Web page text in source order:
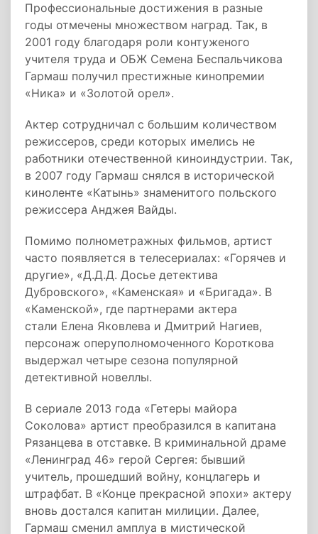
Профессиональные достижения в разные
годы отмечены множеством наград. Так, в
2001 году благодаря роли контуженого
учителя труда и ОБЖ Семена Беспальчикова
Гармаш получил престижные кинопремии
«Ника» и «Золотой орел».
Актер сотрудничал с большим количеством
режиссеров, среди которых имелись не
работники отечественной киноиндустрии. Так,
в 2007 году Гармаш снялся в исторической
киноленте «Катынь» знаменитого польского
режиссера Анджея Вайды.
Помимо полнометражных фильмов, артист
часто появляется в телесериалах: «Горячев и
другие», «Д.Д.Д. Досье детектива
Дубровского», «Каменская» и «Бригада». В
«Каменской», где партнерами актера
стали Елена Яковлева и Дмитрий Нагиев,
персонаж оперуполномоченного Короткова
выдержал четыре сезона популярной
детективной новеллы.
В сериале 2013 года «Гетеры майора
Соколова» артист преобразился в капитана
Рязанцева в отставке. В криминальной драме
«Ленинград 46» герой Сергея: бывший
учитель, прошедший войну, концлагерь и
штрафбат. В «Конце прекрасной эпохи» актеру
вновь достался капитан милиции. Далее,
Гармаш сменил амплуа в мистической